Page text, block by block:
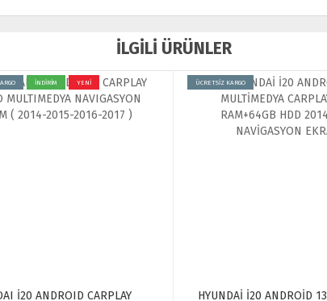
İLGİLİ ÜRÜNLER
İ20 ANDROİD 13
ÜCRETSİZ KARGO
HYUNDAİ İ20 ANDROİD 13